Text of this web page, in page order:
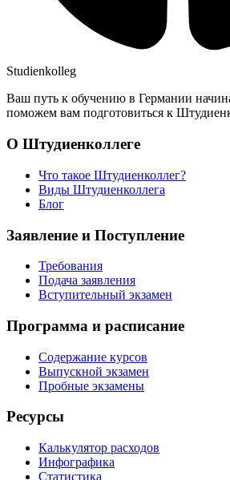
Studienkolleg
Ваш путь к обучению в Германии
поможем вам подготовиться к
О Штудиенколлеге
Что такое Штудиенколлег?
Виды Штудиенколлега
Блог
Заявление и Поступление
Требования
Подача заявления
Вступительный экзамен
Программа и расписание
Содержание курсов
Выпускной экзамен
Пробные экзамены
Ресурсы
Калькулятор расходов
Инфографика
Статистика